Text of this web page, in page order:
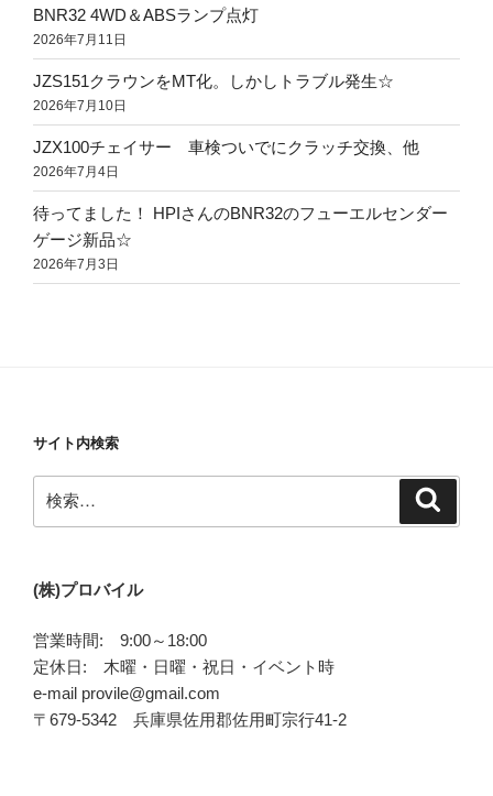
BNR32 4WD＆ABSランプ点灯
2026年7月11日
JZS151クラウンをMT化。しかしトラブル発生☆
2026年7月10日
JZX100チェイサー 車検ついでにクラッチ交換、他
2026年7月4日
待ってました！ HPIさんのBNR32のフューエルセンダー
ゲージ新品☆
2026年7月3日
サイト内検索
索:
(株)プロバイル
営業時間: 9:00～18:00
定休日: 木曜・日曜・祝日・イベント時
e-mail provile@gmail.com
〒679-5342 兵庫県佐用郡佐用町宗行41-2